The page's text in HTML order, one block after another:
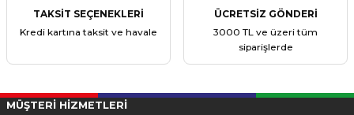
TAKSİT SEÇENEKLERİ
Kredi kartına taksit ve havale
ÜCRETSİZ GÖNDERİ
3000 TL ve üzeri tüm
siparişlerde
MÜŞTERİ HİZMETLERİ